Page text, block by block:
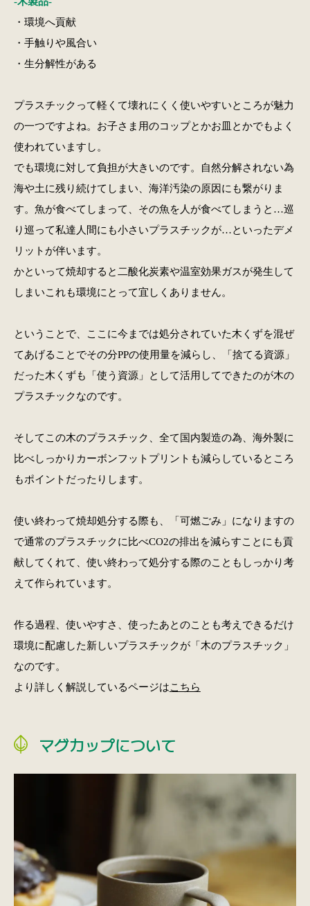
・環境へ貢献
・手触りや風合い
・生分解性がある
プラスチックって軽くて壊れにくく使いやすいところが魅力
の一つですよね。お子さま用のコップとかお皿とかでもよく
使われていますし。
でも環境に対して負担が大きいのです。自然分解されない為
海や土に残り続けてしまい、海洋汚染の原因にも繋がりま
す。魚が食べてしまって、その魚を人が食べてしまうと…巡
り巡って私達人間にも小さいプラスチックが…といったデメ
リットが伴います。
かといって焼却すると二酸化炭素や温室効果ガスが発生して
しまいこれも環境にとって宜しくありません。
ということで、ここに今までは処分されていた木くずを混ぜ
てあげることでその分PPの使用量を減らし、「捨てる資源」
だった木くずも「使う資源」として活用してできたのが木の
プラスチックなのです。
そしてこの木のプラスチック、全て国内製造の為、海外製に
比べしっかりカーボンフットプリントも減らしているところ
もポイントだったりします。
使い終わって焼却処分する際も、「可燃ごみ」になりますの
で通常のプラスチックに比べCO2の排出を減らすことにも貢
献してくれて、使い終わって処分する際のこともしっかり考
えて作られています。
作る過程、使いやすさ、使ったあとのことも考えできるだけ
環境に配慮した新しいプラスチックが「木のプラスチック」
なのです。
より詳しく解説しているページはこちら
マグカップについて